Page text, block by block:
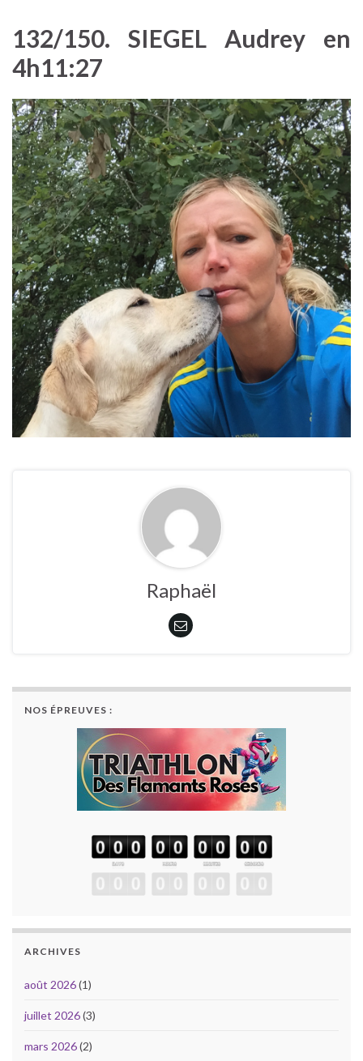
132/150. SIEGEL Audrey en
4h11:27
Raphaël
NOS ÉPREUVES :
ARCHIVES
août 2026(1)
juillet 2026(3)
mars 2026(2)